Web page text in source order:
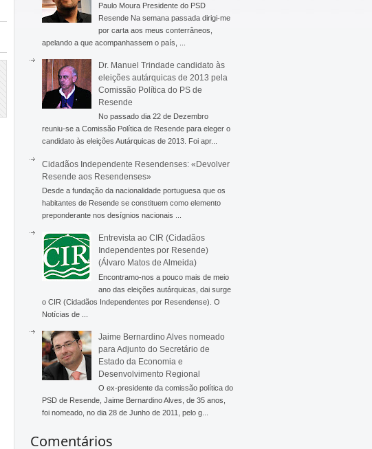
Paulo Moura Presidente do PSD
Resende Na semana passada dirigi-me
por carta aos meus conterrâneos,
apelando a que acompanhassem o país, ...
Dr. Manuel Trindade candidato às
eleições autárquicas de 2013 pela
Comissão Política do PS de
Resende
No passado dia 22 de Dezembro
reuniu-se a Comissão Política de Resende para eleger o
candidato às eleições Autárquicas de 2013. Foi apr...
Cidadãos Independente Resendenses: «Devolver
Resende aos Resendenses»
Desde a fundação da nacionalidade portuguesa que os
habitantes de Resende se constituem como elemento
preponderante nos desígnios nacionais ...
Entrevista ao CIR (Cidadãos
Independentes por Resende)
(Álvaro Matos de Almeida)
Encontramo-nos a pouco mais de meio
ano das eleições autárquicas, dai surge
o CIR (Cidadãos Independentes por Resendense). O
Notícias de ...
Jaime Bernardino Alves nomeado
para Adjunto do Secretário de
Estado da Economia e
Desenvolvimento Regional
O ex-presidente da comissão política do
PSD de Resende, Jaime Bernardino Alves, de 35 anos,
foi nomeado, no dia 28 de Junho de 2011, pelo g...
Comentários